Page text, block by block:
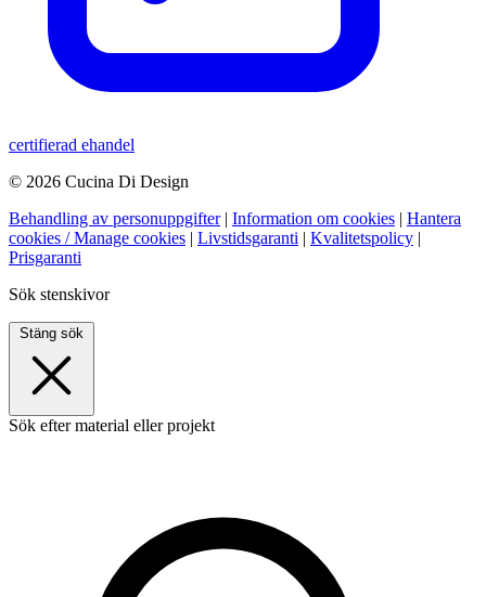
certifierad ehandel
© 2026 Cucina Di Design
Behandling av personuppgifter | Information om cookies | Hantera
cookies / Manage cookies | Livstidsgaranti | Kvalitetspolicy |
Prisgaranti
Sök stenskivor
Stäng sök
Sök efter material eller projekt